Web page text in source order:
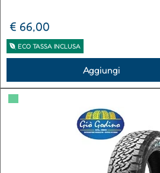
€ 66,00
ECO TASSA INCLUSA
Aggiungi
▀